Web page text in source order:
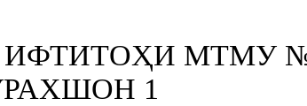
ИФТИТОҲИ МТМУ №
1